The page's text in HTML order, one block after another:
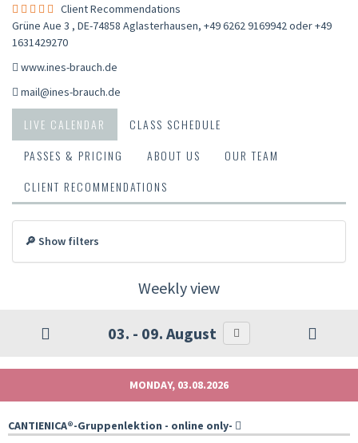
Client Recommendations
Grüne Aue 3 , DE-74858 Aglasterhausen, +49 6262 9169942 oder +49
1631429270
www.ines-brauch.de
mail@ines-brauch.de
LIVE CALENDAR
CLASS SCHEDULE
PASSES & PRICING
ABOUT US
OUR TEAM
CLIENT RECOMMENDATIONS
🔎 Show filters
Weekly view
03. - 09. August
MONDAY, 03.08.2026
CANTIENICA®️-Gruppenlektion - online only-